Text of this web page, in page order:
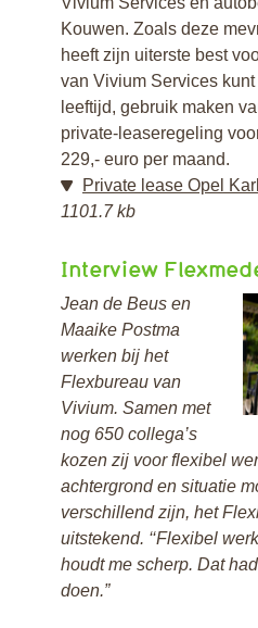
Kouwen. Zoals deze
heeft zijn uiterste best
van Vivium Services
leeftijd, gebruik maken
private-leaseregeling
229,- euro per maand.
Private lease Opel
1101.7 kb
Interview
Jean de Beus en
Maaike Postma
werken bij het
Flexbureau van
Vivium. Samen met
nog 650 collega’s
kozen zij voor flexibel
achtergrond en situatie
verschillend zijn, het
uitstekend. ‘‘Flexibel
houdt me scherp. Dat
doen.”